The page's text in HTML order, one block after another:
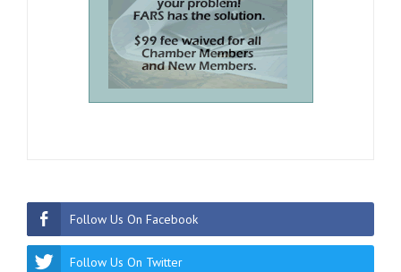
Follow Us On Facebook
Follow Us On Twitter